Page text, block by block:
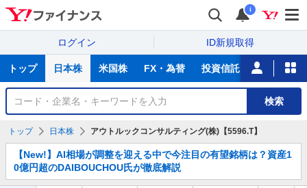
i
ログイン ID新規取得
サ
トップ 日本株 米国株 FX・為替 投資信託 ニュース
銘
検
検索
トップ 日本株 アウトルックコンサルティング(株)【5596.T】
知
ら
【New!】AI相場が調整を迎える中で今注目の有望銘柄は？資産1
0億円超のDAIBOUCHOU氏が徹底解説